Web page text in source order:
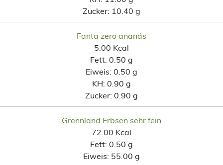
Zucker: 10.40 g
Fanta zero ananás
5.00 Kcal
Fett: 0.50 g
Eiweis: 0.50 g
KH: 0.90 g
Zucker: 0.90 g
Grennland Erbsen sehr fein
72.00 Kcal
Fett: 0.50 g
Eiweis: 55.00 g